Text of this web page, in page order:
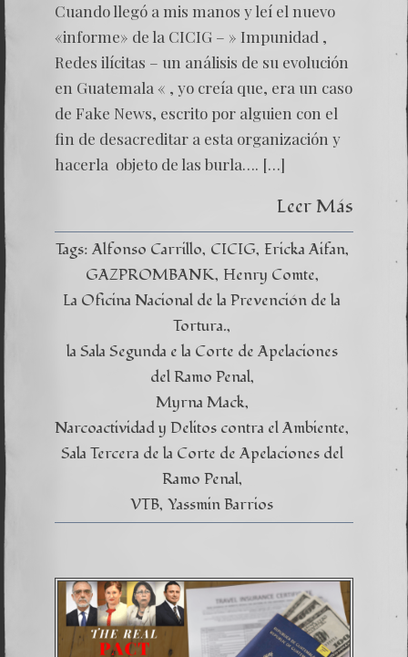
cúmulo
Cuando llegó a mis manos y leí el nuevo
«informe» de la CICIG – » Impunidad ,
Redes ilícitas – un análisis de su evolución
en Guatemala « , yo creía que, era un caso
de Fake News, escrito por alguien con el
fin de desacreditar a esta organización y
hacerla objeto de las burla…. […]
Leer Más
Tags: Alfonso Carrillo CICIG Ericka Aifan
GAZPROMBANK Henry Comte
La Oficina Nacional de la Prevención de la
Tortura.
la Sala Segunda e la Corte de Apelaciones
del Ramo Penal
Myrna Mack
Narcoactividad y Delitos contra el Ambiente
Sala Tercera de la Corte de Apelaciones del
Ramo Penal
VTB Yassmin Barrios